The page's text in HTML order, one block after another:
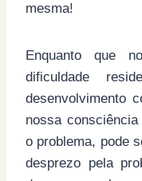
mesma!
Enquanto que
dificuldade
desenvolvimento
nossa
o problema, pode
desprezo pela